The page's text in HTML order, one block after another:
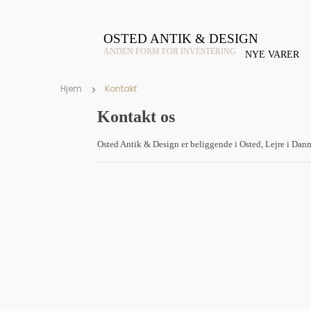
OSTED ANTIK & DESIGN
ANDEN FORM FOR INVESTERING NYE VARER
Hjem Kontakt
Kontakt os
Osted Antik & Design er beliggende i Osted, Lejre i